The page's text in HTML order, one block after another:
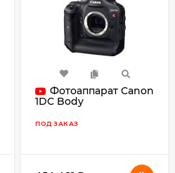
Фотоаппарат Canon
1DC Body
ПОД ЗАКАЗ